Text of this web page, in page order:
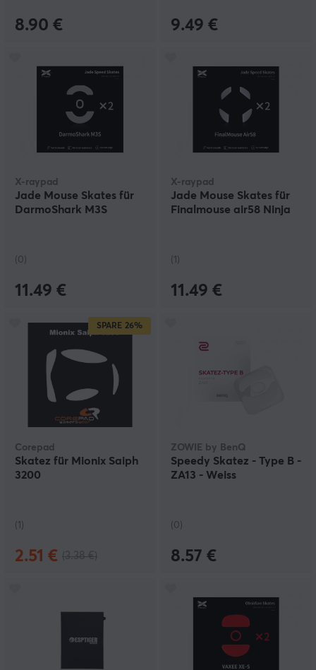
8.90 € 9.49 €
X-raypad
Jade Mouse Skates für
DarmoShark M3S
(0)
11.49 €
X-raypad
Jade Mouse Skates für
Finalmouse air58 Ninja
(1)
11.49 €
SPARE 26%
Corepad
Skatez für Mionix Saiph
3200
(1)
2.51 €
ZOWIE by BenQ
Speedy Skatez - Type B -
ZA13 - Weiss
(0)
8.57 €